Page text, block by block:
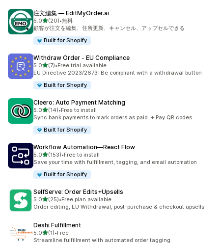
注文編集 — EditMyOrder.ai
5.05つ星中
(20)
合計レビュー数：20件
•無料
顧客が注文を編集、住所更新、キャンセル、アップセルできる
Built for Shopify
Withdraw Order ‑ EU Compliance
5.05つ星中
(7)
合計レビュー数：7件
•Free trial available
EU Directive 2023/2673: Be compliant with a withdrawal button
Built for Shopify
Cleero: Auto Payment Matching
5.05つ星中
(14)
合計レビュー数：14件
•Free to install
Sync bank payments to mark orders as paid. + Pay QR codes
Built for Shopify
Workflow Automation—React Flow
5.05つ星中
(153)
合計レビュー数：153件
•Free to install
Save your time with fulfillment, tagging, and email automation
Built for Shopify
SelfServe: Order Edits+Upsells
5.05つ星中
(25)
合計レビュー数：25件
•Free plan available
Order editing, EU Withdrawal, post-purchase & checkout upsells
Deshi Fulfillment
5.05つ星中
(1)
合計レビュー数：1件
•Free
Streamline fulfillment with automated order tagging.